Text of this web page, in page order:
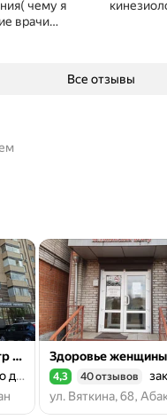
чему я
врачи…
Все отзывы
Медицинский эндоцентр доктора Титова Здоровье женщины
Рейтинг 4,3 из 5
4,3 40 отзывов
ул. Вяткина, 68,